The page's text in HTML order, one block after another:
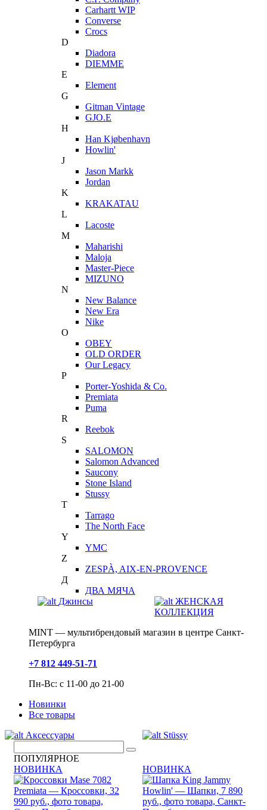
Carhartt WIP
Converse
Crocs
D
Diadora
DIEMME
E
Element
G
Gitman Vintage
GJO.E
H
Han Kjøbenhavn
Howlin'
J
Jason Markk
Jordan
K
KRAKATAU
L
Lacoste
M
Maharishi
Maloja
Master-Piece
MIZUNO
N
New Balance
New Era
Nike
O
OBEY
OLD ORDER
Our Legacy
P
Porter-Yoshida & Co.
Premiata
Puma
R
Reebok
S
SALOMON
Salomon Advanced
Saucony
Stone Island
Stussy
T
Tarrago
The North Face
Y
YMC
Z
ZESPÀ, AIX-EN-PROVENCE
Д
ДВА МЯЧА
Джинсы
ЖЕНСКАЯ
КОЛЛЕКЦИЯ
MINT — мультибрендовый магазин в центре Санкт-
Петербурга
+7 812 449-51-71
Пн-Вс: с 11-00 до 21-00
Новинки
Все товары
Аксессуары
Stüssy
ПОПУЛЯРНОЕ
НОВИНКА
НОВИНКА